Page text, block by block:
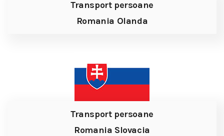
Transport persoane
Romania Olanda
Transport persoane
Romania Slovacia